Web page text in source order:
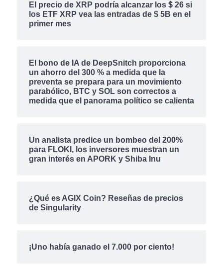
El precio de XRP podría alcanzar los $ 26 si
los ETF XRP vea las entradas de $ 5B en el
primer mes
El bono de IA de DeepSnitch proporciona
un ahorro del 300 % a medida que la
preventa se prepara para un movimiento
parabólico, BTC y SOL son correctos a
medida que el panorama político se calienta
Un analista predice un bombeo del 200%
para FLOKI, los inversores muestran un
gran interés en APORK y Shiba Inu
¿Qué es AGIX Coin? Reseñas de precios
de Singularity
¡Uno había ganado el 7.000 por ciento!